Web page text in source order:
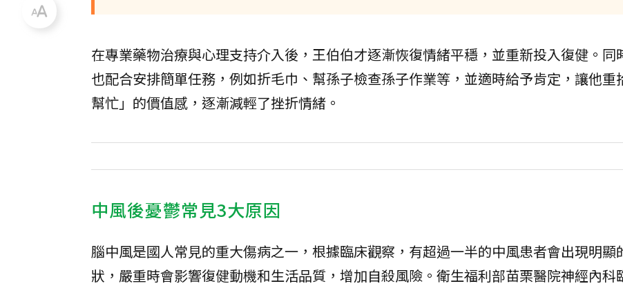
在專業藥物治療與心理支持介入後，王伯伯才逐漸恢復情緒平穩，並重新投入復健。同
也配合安排簡單任務，例如折毛巾、幫孫子檢查孫子作業等，並適時給予肯定，讓他重
幫忙」的價值感，逐漸減輕了挫折情緒。
中風後憂鬱常見3大原因
腦中風是國人常見的重大傷病之一，根據臨床觀察，有超過一半的中風患者會出現明顯
狀，嚴重時會影響復健動機和生活品質，增加自殺風險。衛生福利部苗栗醫院神經內科